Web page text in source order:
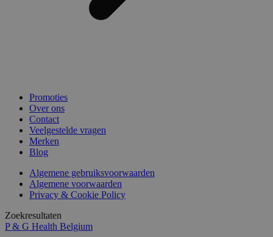
Promoties
Over ons
Contact
Veelgestelde vragen
Merken
Blog
Algemene gebruiksvoorwaarden
Algemene voorwaarden
Privacy & Cookie Policy
Zoekresultaten
P & G Health Belgium